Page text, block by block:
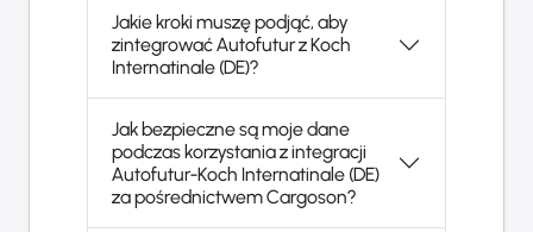
Jakie kroki muszę podjąć, aby
zintegrować Autofutur z Koch
Internatinale (DE)?
Jak bezpieczne są moje dane
podczas korzystania z integracji
Autofutur-Koch Internatinale (DE)
za pośrednictwem Cargoson?